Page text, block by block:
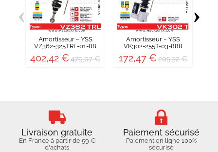
Amortisseur ~ YSS
VZ362-325TRL-01-88
402,42 € 479,07 €
Amortisseur ~ YSS
VK302-255T-03-888
172,47 €205,32 €
‹ ›
Livraison gratuite
En France à partir de 59 €
d'achats
Paiement sécurisé
Paiement en ligne 100%
sécurisé